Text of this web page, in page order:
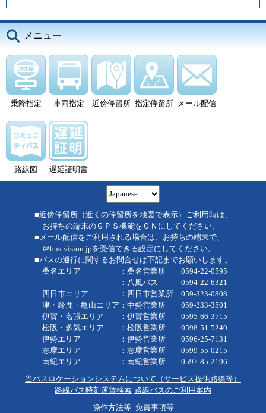
メニュー
乗降指定 車両指定 近傍停留所 指定停留所 メール配信
路線図 遅延証明書
■近傍停留所（近くの停留所を地図で表示）ご利用時は、
お持ちの端末のＧＰＳ機能をＯＮにしてください。
■メール配信をご利用される場合は、お持ちの端末で、
＠bus-vision.jpを受信できる設定にしてください。
■バスの運行に関するお問合せは下記までお願いします。
桑名エリア ：桑名営業所 0594-22-0595
：八風バス 0594-22-6321
四日市エリア ：四日市営業所 059-323-0808
津・鈴鹿・亀山エリア：中勢営業所 059-233-3501
伊賀・名張エリア ：伊賀営業所 0595-66-3715
松阪・多気エリア ：松阪営業所 0598-51-5240
伊勢エリア ：伊勢営業所 0596-25-7131
志摩エリア ：志摩営業所 0599-55-0215
南紀エリア ：南紀営業所 0597-85-2196
当バスロケーションシステムについて（サービス提供路線等）
路線バス時刻運賃検索 路線バスのご利用案内
操作方法等 免責事項等